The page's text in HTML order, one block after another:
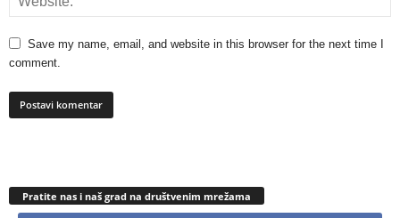
Save my name, email, and website in this browser for the next time I
comment.
Pratite nas i naš grad na društvenim mrežama